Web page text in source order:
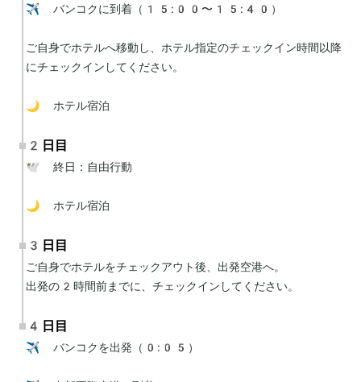
✈️ バンコクに到着（15:00〜15:40）
ご自身でホテルへ移動し、ホテル指定のチェックイン時間以降
にチェックインしてください。
🌙 ホテル宿泊
2日目
🕊 終日：自由行動
🌙 ホテル宿泊
3日目
ご自身でホテルをチェックアウト後、出発空港へ。
出発の2時間前までに、チェックインしてください。
4日目
✈️ バンコクを出発（0:05）